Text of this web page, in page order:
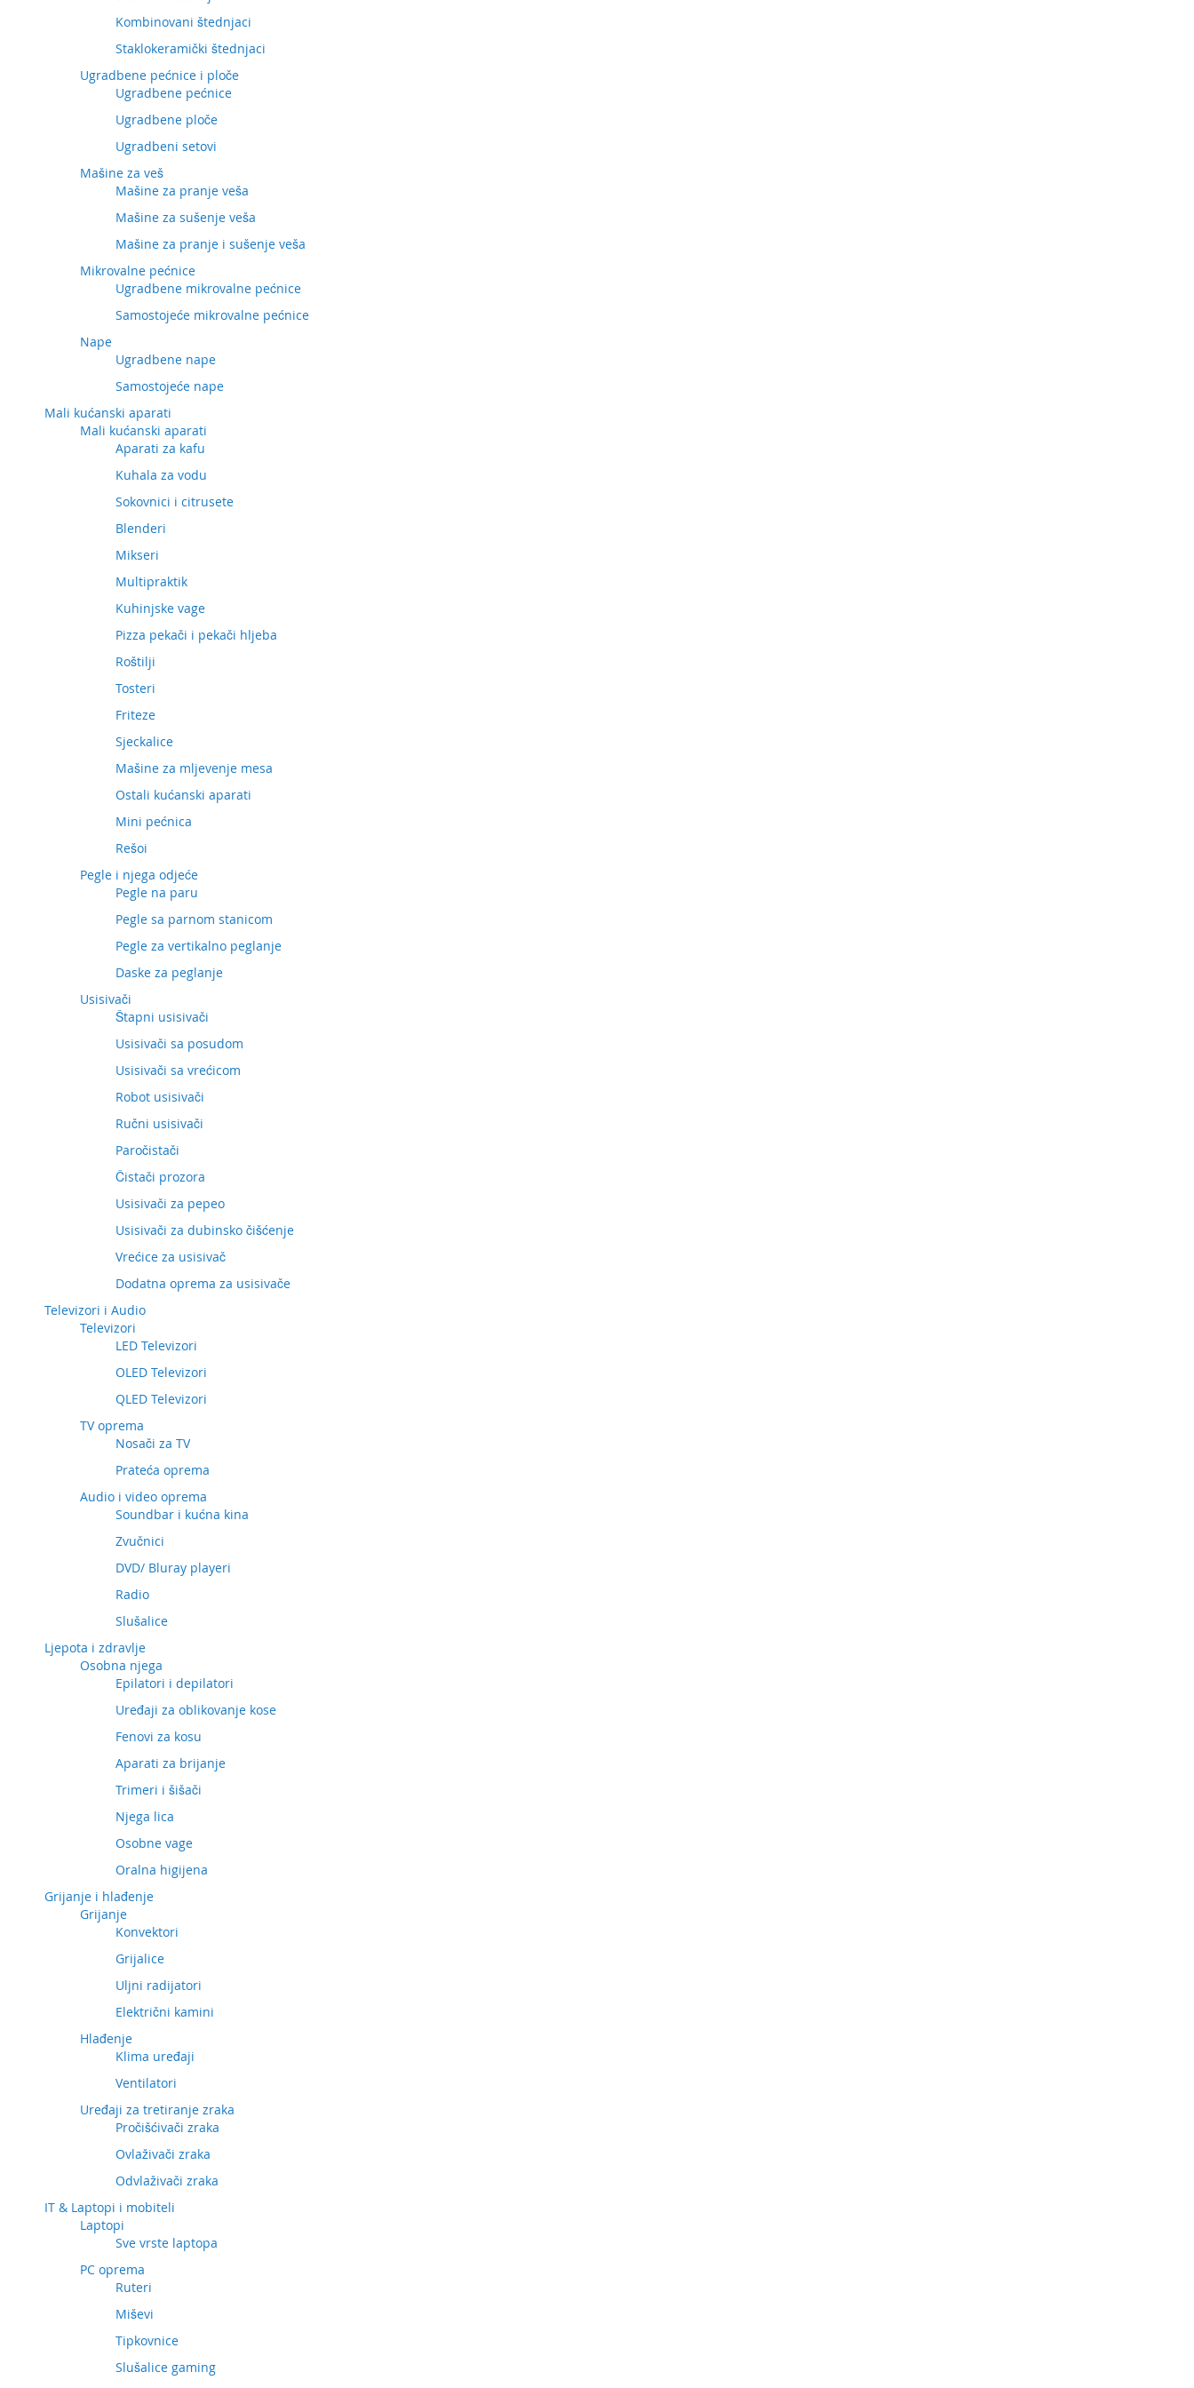
Kombinovani štednjaci
Staklokeramički štednjaci
Ugradbene pećnice i ploče
Ugradbene pećnice
Ugradbene ploče
Ugradbeni setovi
Mašine za veš
Mašine za pranje veša
Mašine za sušenje veša
Mašine za pranje i sušenje veša
Mikrovalne pećnice
Ugradbene mikrovalne pećnice
Samostojeće mikrovalne pećnice
Nape
Ugradbene nape
Samostojeće nape
Mali kućanski aparati
Mali kućanski aparati
Aparati za kafu
Kuhala za vodu
Sokovnici i citrusete
Blenderi
Mikseri
Multipraktik
Kuhinjske vage
Pizza pekači i pekači hljeba
Roštilji
Tosteri
Friteze
Sjeckalice
Mašine za mljevenje mesa
Ostali kućanski aparati
Mini pećnica
Rešoi
Pegle i njega odjeće
Pegle na paru
Pegle sa parnom stanicom
Pegle za vertikalno peglanje
Daske za peglanje
Usisivači
Štapni usisivači
Usisivači sa posudom
Usisivači sa vrećicom
Robot usisivači
Ručni usisivači
Paročistači
Čistači prozora
Usisivači za pepeo
Usisivači za dubinsko čišćenje
Vrećice za usisivač
Dodatna oprema za usisivače
Televizori i Audio
Televizori
LED Televizori
OLED Televizori
QLED Televizori
TV oprema
Nosači za TV
Prateća oprema
Audio i video oprema
Soundbar i kućna kina
Zvučnici
DVD/ Bluray playeri
Radio
Slušalice
Ljepota i zdravlje
Osobna njega
Epilatori i depilatori
Uređaji za oblikovanje kose
Fenovi za kosu
Aparati za brijanje
Trimeri i šišači
Njega lica
Osobne vage
Oralna higijena
Grijanje i hlađenje
Grijanje
Konvektori
Grijalice
Uljni radijatori
Električni kamini
Hlađenje
Klima uređaji
Ventilatori
Uređaji za tretiranje zraka
Pročišćivači zraka
Ovlaživači zraka
Odvlaživači zraka
IT & Laptopi i mobiteli
Laptopi
Sve vrste laptopa
PC oprema
Ruteri
Miševi
Tipkovnice
Slušalice gaming